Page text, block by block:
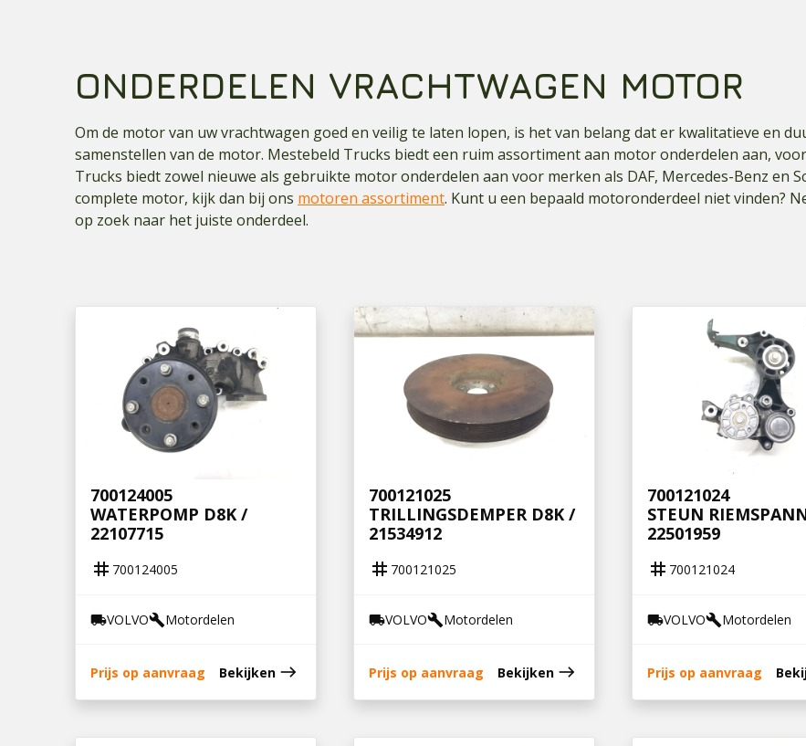
ONDERDELEN VRACHTWAGEN MOTOR
Om de motor van uw vrachtwagen goed en veilig te laten lopen, is het van belang dat er kwalitatieve en
samenstellen van de motor. Mestebeld Trucks biedt een ruim assortiment aan motor onderdelen aan,
Trucks biedt zowel nieuwe als gebruikte motor onderdelen aan voor merken als DAF, Mercedes-Benz en
complete motor, kijk dan bij ons motoren assortiment. Kunt u een bepaald motoronderdeel niet vinden?
op zoek naar het juiste onderdeel.
700124005
WATERPOMP D8K /
22107715
tag 700124005
local_shippingVOLVObuildMotordelen
Prijs op aanvraag Bekijken east
700121025
TRILLINGSDEMPER D8K /
21534912
tag 700121025
local_shippingVOLVObuildMotordelen
Prijs op aanvraag Bekijken east
700121024
STEUN
22501959
tag 700121024
local_shippingVOLVObuildMotordelen
Prijs op aanvraag